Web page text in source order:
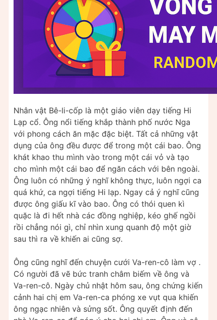
Nhân vật Bê-li-cốp là một giáo viên dạy tiếng Hi
Lạp cổ. Ông nổi tiếng khắp thành phố nước Nga
với phong cách ăn mặc đặc biệt. Tất cả những vật
dụng của ông đều được để trong một cái bao. Ông
khát khao thu mình vào trong một cái vỏ và tạo
cho mình một cái bao để ngăn cách với bên ngoài.
Ông luôn có những ý nghĩ không thực, luôn ngợi ca
quá khứ, ca ngợi tiếng Hi lạp. Ngay cả ý nghĩ cũng
được ông giấu kĩ vào bao. Ông có thói quen kì
quặc là đi hết nhà các đồng nghiệp, kéo ghế ngồi
rồi chẳng nói gì, chỉ nhìn xung quanh độ một giờ
sau thì ra về khiến ai cũng sợ.
Ông cũng nghĩ đến chuyện cưới Va-ren-cô làm vợ .
Có người đã vẽ bức tranh châm biếm về ông và
Va-ren-cô. Ngày chủ nhật hôm sau, ông chứng kiến
cảnh hai chị em Va-ren-ca phóng xe vụt qua khiến
ông ngạc nhiên và sửng sốt. Ông quyết định đến